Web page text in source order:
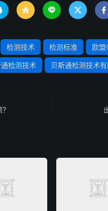
   
检测技术 检测标准 欧盟
通检测技术 贝斯通检测技术